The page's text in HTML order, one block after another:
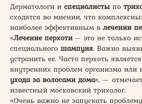
Дерматологи и специалисты по
сходятся во мнении, что
наиболее эффективным в лечении
«Лечение перхоти– это не только
специального шампуня. Важно
устранить ее. Часто перхоть
внутренних проблем организма или
ухода за волосами дома«, —
известный московский трихолог.
«Очень важно не запускать